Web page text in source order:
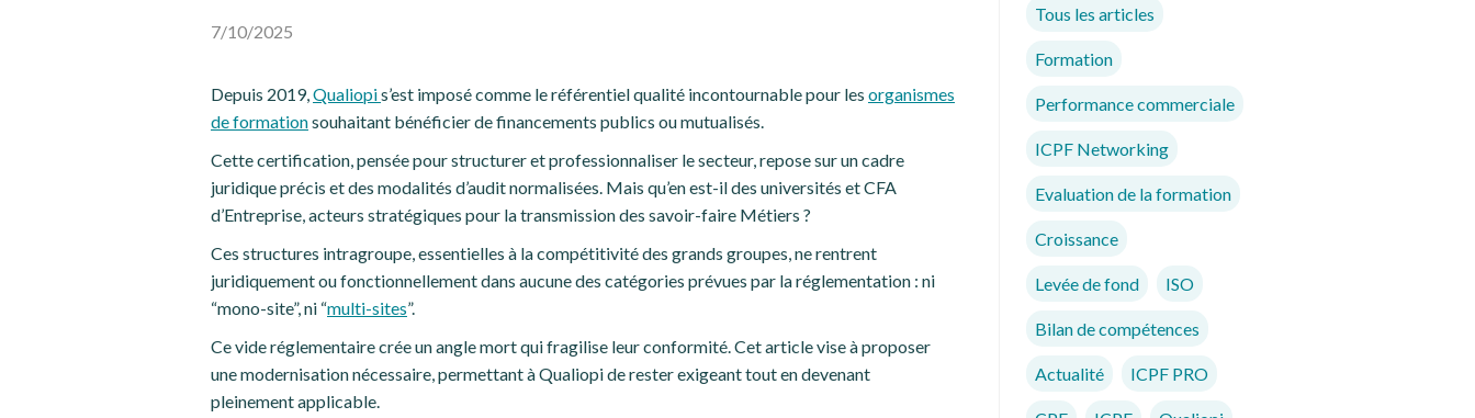
7/10/2025
Depuis 2019,Qualiopis’est imposé comme le référentiel qualité incontournable pour les organismes
de formationsouhaitant bénéficier de financements publics ou mutualisés.
Cette certification, pensée pour structurer et professionnaliser le secteur, repose sur un cadre
juridique précis et des modalités d’audit normalisées. Mais qu’en est-il des universités et CFA
d’Entreprise, acteurs stratégiques pour la transmission des savoir-faire Métiers ?
Ces structures intragroupe, essentielles à la compétitivité des grands groupes, ne rentrent
juridiquement ou fonctionnellement dans aucune des catégories prévues par la réglementation : ni
“mono-site”, ni “multi-sites”.
Ce vide réglementaire crée un angle mort qui fragilise leur conformité. Cet article vise à proposer
une modernisation nécessaire, permettant à Qualiopi de rester exigeant tout en devenant
pleinement applicable.
Tous les articles
Formation
Performance commerciale
ICPF Networking
Evaluation de la formation
Croissance
Levée de fond ISO
Bilan de compétences
Actualité ICPF PRO